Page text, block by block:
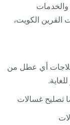
القرين الكويت،
ثلاجات أي عطل من
تصليح غسالات